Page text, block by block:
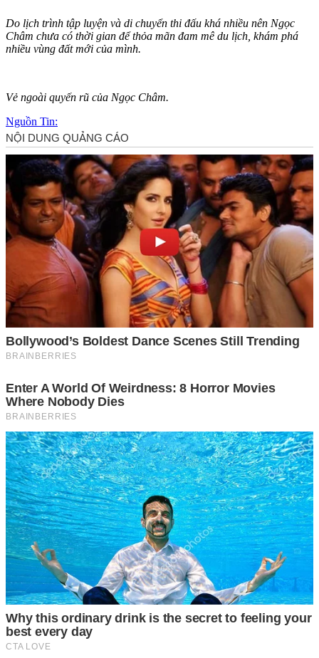
Do lịch trình tập luyện và di chuyển thi đấu khá nhiều nên Ngọc
Châm chưa có thời gian để thỏ‌a mã‌n đam mê du lịch, khám phá
nhiều vùng đất mới của mình.
Vẻ ngoài quyến rũ của Ngọc Châm.
Nguồn Tin: